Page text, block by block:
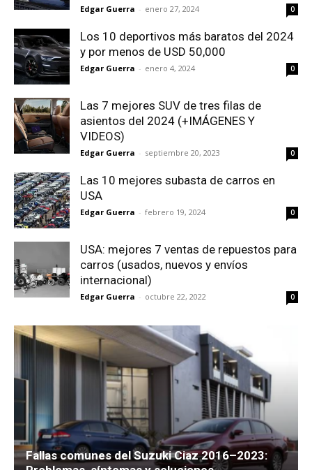
Edgar Guerra - enero 27, 2024 0
Los 10 deportivos más baratos del 2024
y por menos de USD 50,000
Edgar Guerra - enero 4, 2024 0
Las 7 mejores SUV de tres filas de
asientos del 2024 (+IMÁGENES Y
VIDEOS)
Edgar Guerra - septiembre 20, 2023 0
Las 10 mejores subasta de carros en
USA
Edgar Guerra - febrero 19, 2024 0
USA: mejores 7 ventas de repuestos para
carros (usados, nuevos y envíos
internacional)
Edgar Guerra - octubre 22, 2022 0
Fallas comunes del Suzuki Ciaz 2016–2023: